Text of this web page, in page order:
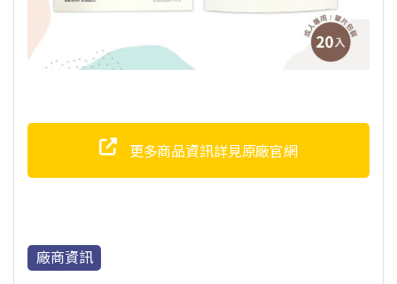
更多商品資訊詳見原廠官網
廠商資訊